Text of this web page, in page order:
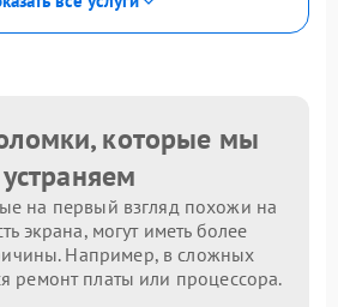
которые мы
устраняем
на первый взгляд похожи на
экрана, могут иметь более
Например, в сложных
ремонт платы или процессора.